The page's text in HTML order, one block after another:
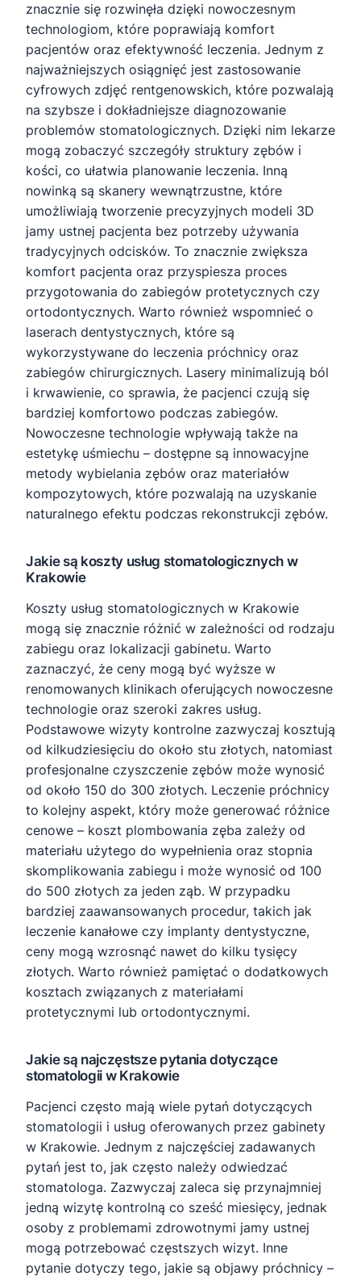
znacznie się rozwinęła dzięki nowoczesnym
technologiom, które poprawiają komfort
pacjentów oraz efektywność leczenia. Jednym z
najważniejszych osiągnięć jest zastosowanie
cyfrowych zdjęć rentgenowskich, które pozwalają
na szybsze i dokładniejsze diagnozowanie
problemów stomatologicznych. Dzięki nim lekarze
mogą zobaczyć szczegóły struktury zębów i
kości, co ułatwia planowanie leczenia. Inną
nowinką są skanery wewnątrzustne, które
umożliwiają tworzenie precyzyjnych modeli 3D
jamy ustnej pacjenta bez potrzeby używania
tradycyjnych odcisków. To znacznie zwiększa
komfort pacjenta oraz przyspiesza proces
przygotowania do zabiegów protetycznych czy
ortodontycznych. Warto również wspomnieć o
laserach dentystycznych, które są
wykorzystywane do leczenia próchnicy oraz
zabiegów chirurgicznych. Lasery minimalizują ból
i krwawienie, co sprawia, że pacjenci czują się
bardziej komfortowo podczas zabiegów.
Nowoczesne technologie wpływają także na
estetykę uśmiechu – dostępne są innowacyjne
metody wybielania zębów oraz materiałów
kompozytowych, które pozwalają na uzyskanie
naturalnego efektu podczas rekonstrukcji zębów.
Jakie są koszty usług stomatologicznych w
Krakowie
Koszty usług stomatologicznych w Krakowie
mogą się znacznie różnić w zależności od rodzaju
zabiegu oraz lokalizacji gabinetu. Warto
zaznaczyć, że ceny mogą być wyższe w
renomowanych klinikach oferujących nowoczesne
technologie oraz szeroki zakres usług.
Podstawowe wizyty kontrolne zazwyczaj kosztują
od kilkudziesięciu do około stu złotych, natomiast
profesjonalne czyszczenie zębów może wynosić
od około 150 do 300 złotych. Leczenie próchnicy
to kolejny aspekt, który może generować różnice
cenowe – koszt plombowania zęba zależy od
materiału użytego do wypełnienia oraz stopnia
skomplikowania zabiegu i może wynosić od 100
do 500 złotych za jeden ząb. W przypadku
bardziej zaawansowanych procedur, takich jak
leczenie kanałowe czy implanty dentystyczne,
ceny mogą wzrosnąć nawet do kilku tysięcy
złotych. Warto również pamiętać o dodatkowych
kosztach związanych z materiałami
protetycznymi lub ortodontycznymi.
Jakie są najczęstsze pytania dotyczące
stomatologii w Krakowie
Pacjenci często mają wiele pytań dotyczących
stomatologii i usług oferowanych przez gabinety
w Krakowie. Jednym z najczęściej zadawanych
pytań jest to, jak często należy odwiedzać
stomatologa. Zazwyczaj zaleca się przynajmniej
jedną wizytę kontrolną co sześć miesięcy, jednak
osoby z problemami zdrowotnymi jamy ustnej
mogą potrzebować częstszych wizyt. Inne
pytanie dotyczy tego, jakie są objawy próchnicy –